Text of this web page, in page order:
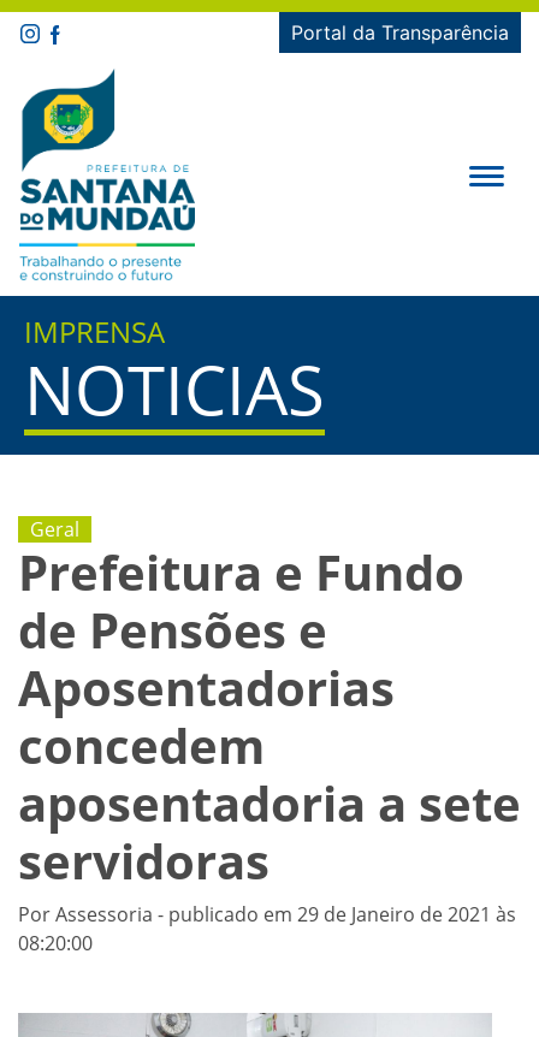
Portal da Transparência
IMPRENSA
NOTICIAS
Geral
Prefeitura e Fundo
de Pensões e
Aposentadorias
concedem
aposentadoria a sete
servidoras
Por Assessoria - publicado em 29 de Janeiro de 2021 às
08:20:00